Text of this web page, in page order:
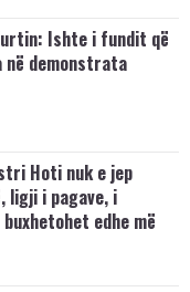
Ishte i fundit që
në demonstrata
Hoti nuk e jep
ligji i pagave, i
edhe më